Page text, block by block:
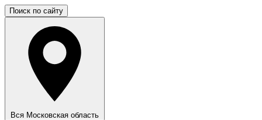
Поиск по сайту
Вся Московская область